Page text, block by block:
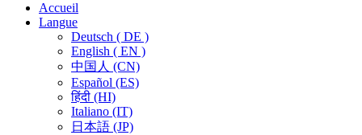
Accueil
Langue
Deutsch ( DE )
English ( EN )
中国人 (CN)
Español (ES)
हिंदी (HI)
Italiano (IT)
日本語 (JP)